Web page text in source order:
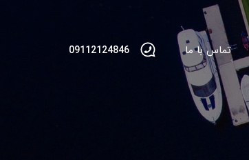
تماس با ما 09112124846